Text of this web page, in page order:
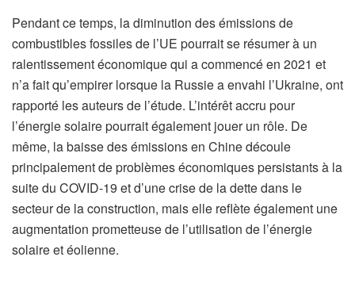
Pendant ce temps, la diminution des émissions de
combustibles fossiles de l’UE pourrait se résumer à un
ralentissement économique qui a commencé en 2021 et
n’a fait qu’empirer lorsque la Russie a envahi l’Ukraine, ont
rapporté les auteurs de l’étude. L’intérêt accru pour
l’énergie solaire pourrait également jouer un rôle. De
même, la baisse des émissions en Chine découle
principalement de problèmes économiques persistants à la
suite du COVID-19 et d’une crise de la dette dans le
secteur de la construction, mais elle reflète également une
augmentation prometteuse de l’utilisation de l’énergie
solaire et éolienne.